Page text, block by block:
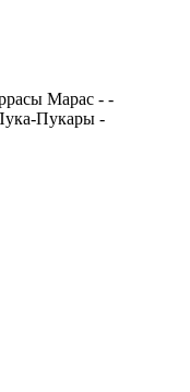
Марас - -
Пукары -